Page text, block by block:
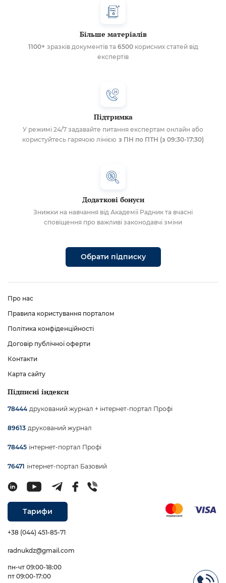
Більше матеріалів
1100+ зразків документів та 6500корисних статей від
експертів
Підтримка
У режимі 24/7 задавайте питання експертам онлайн або
користуйтесь гарячою лінією з ПН по ПТН (з 09:30-17:30)
Додаткові бонуси
Знижки на навчання від Академії Радник та вчасні
сповіщення про важливі законодавчі зміни
Обрати підписку
Про нас
Правила користування порталом
Політика конфіденційності
Договір публічної оферти
Контакти
Карта сайту
Підписні індекси
78444 друкований журнал + інтернет-портал Профі
89613 друкований журнал
78445 інтернет-портал Профі
76471 інтернет-портал Базовий
Тарифи
+38 (044) 451-85-71
radnukdz@gmail.com
пн-чт 09:00-18:00
пт 09:00-17:00